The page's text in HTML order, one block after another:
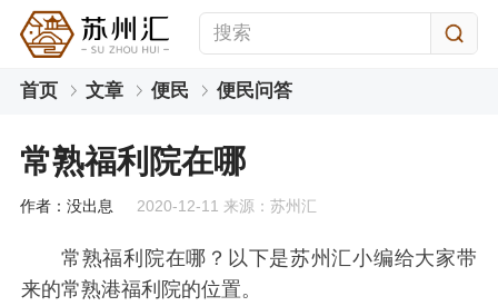
首页 文章 便民 便民问答
常熟福利院在哪
作者：没出息 2020-12-11 来源：苏州汇
常熟福利院在哪？以下是苏州汇小编给大家带
来的常熟港福利院的位置。